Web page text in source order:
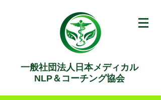
一般社団法人日本メディカル
NLP＆コーチング協会